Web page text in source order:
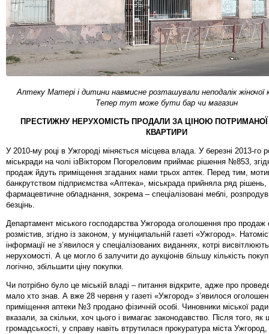
Аптеку Матері і дитини навмисне розташували неподалік жіночої
Тепер тут може бути бар чи магазин
ПРЕСТИЖНУ НЕРУХОМІСТЬ ПРОДАЛИ ЗА ЦІНОЮ
КВАРТИРИ
У 2010-му році в Ужгороді міняється місцева влада. У березні 2013-го
міськради на чолі ізВіктором Погореловим приймає рішення №853,
продаж йдуть приміщення згаданих нами трьох аптек. Перед тим,
банкрутством підприємства «Аптека», міськрада прийняла ряд рішень,
фармацевтичне обладнання, зокрема – спеціалізовані меблі,
безцінь.
Департамент міського господарства Ужгорода оголошення про продаж
розмістив, згідно із законом, у муніципальній газеті «Ужгород».
інформації не з’явилося у спеціалізованих виданнях, котрі
нерухомості. А це могло б залучити до аукціонів більшу кількість
логічно, збільшити ціну покупки.
Чи потрібно було це міській владі – питання відкрите, адже про
мало хто знав. А вже 28 червня у газеті «Ужгород» з’явилося
приміщення аптеки №3 продано фізичній особі. Чиновники міської
вказали, за скільки, хоч цього і вимагає законодавство. Після того, як
громадськості, у справу навіть втрутилася прокуратура міста